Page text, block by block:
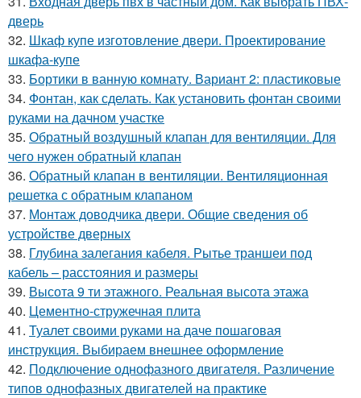
дверь
32. Шкаф купе изготовление двери. Проектирование
шкафа-купе
33. Бортики в ванную комнату. Вариант 2: пластиковые
34. Фонтан, как сделать. Как установить фонтан своими
руками на дачном участке
35. Обратный воздушный клапан для вентиляции. Для
чего нужен обратный клапан
36. Обратный клапан в вентиляции. Вентиляционная
решетка с обратным клапаном
37. Монтаж доводчика двери. Общие сведения об
устройстве дверных
38. Глубина залегания кабеля. Рытье траншеи под
кабель – расстояния и размеры
39. Высота 9 ти этажного. Реальная высота этажа
40. Цементно-стружечная плита
41. Туалет своими руками на даче пошаговая
инструкция. Выбираем внешнее оформление
42. Подключение однофазного двигателя. Различение
типов однофазных двигателей на практике